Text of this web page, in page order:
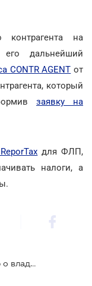
контрагента на
его дальнейший
CONTR AGENT от
который
заявку на
для ФЛП,
налоги, а
Украинцам хотят открыть информацию о владельцах многоканальных телесетей